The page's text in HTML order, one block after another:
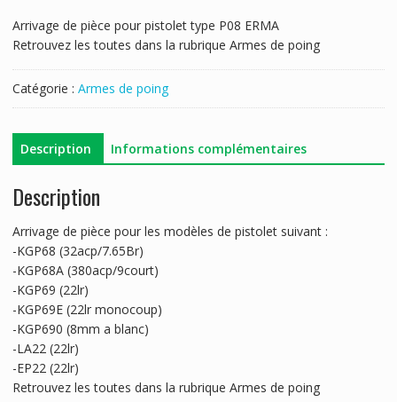
Arrivage de pièce pour pistolet type P08 ERMA
Retrouvez les toutes dans la rubrique Armes de poing
Catégorie : Armes de poing
Description Informations complémentaires
Description
Arrivage de pièce pour les modèles de pistolet suivant :
-KGP68 (32acp/7.65Br)
-KGP68A (380acp/9court)
-KGP69 (22lr)
-KGP69E (22lr monocoup)
-KGP690 (8mm a blanc)
-LA22 (22lr)
-EP22 (22lr)
Retrouvez les toutes dans la rubrique Armes de poing